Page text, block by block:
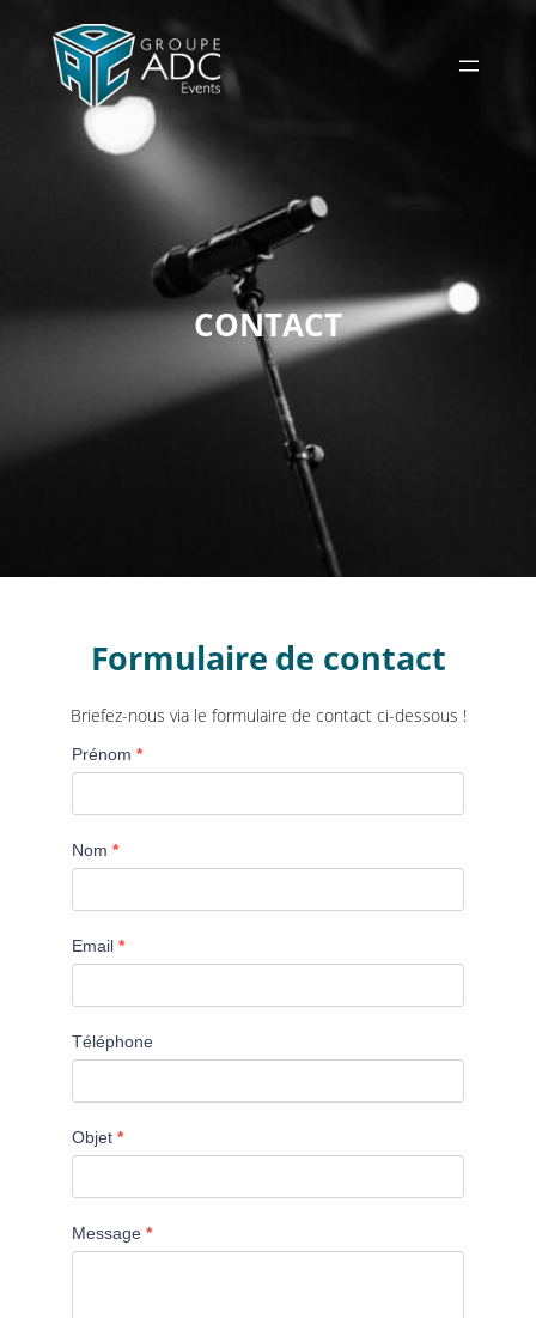
CONTACT
Formulaire de contact
Briefez-nous via le formulaire de contact ci-dessous !
Formulaire
de
Prénom *
Nom *
Email *
Téléphone
Objet *
Message *